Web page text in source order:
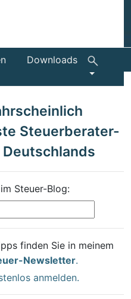
Downloads
Steuerberater-
Steuer-Blog:
finden Sie in meinem
Newsletter.
anmelden.